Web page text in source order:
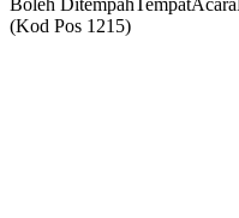
Boleh Ditempah TempatAcara
(Kod Pos 1215)